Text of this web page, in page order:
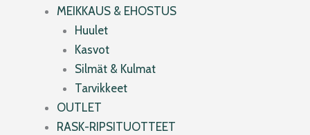
MEIKKAUS & EHOSTUS
Huulet
Kasvot
Silmät & Kulmat
Tarvikkeet
OUTLET
RASK-RIPSITUOTTEET